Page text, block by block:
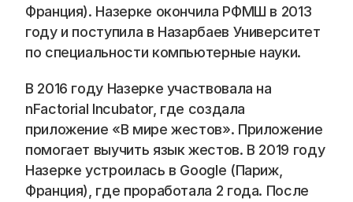
Python-разработчик
Frontend на React
QA инженер
Blog
Careers
Docs
Франция). Назерке окончила РФМШ в 2013
году и поступила в Назарбаев Университет
по специальности компьютерные науки.
В 2016 году Назерке участвовала на
nFactorial Incubator, где создала
приложение «В мире жестов». Приложение
помогает выучить язык жестов. В 2019 году
Назерке устроилась в Google (Париж,
Франция), где проработала 2 года. После